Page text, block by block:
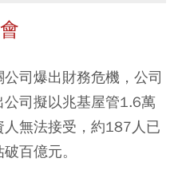
司爆出財務危機，公司
司擬以兆基屋管1.6萬
無法接受，約187人已
百億元。